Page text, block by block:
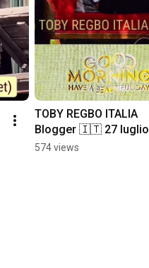
TOBY REGBO ITALIA
Blogger 🇮🇹 27 luglio
2026 GOOD MORNING
574 views